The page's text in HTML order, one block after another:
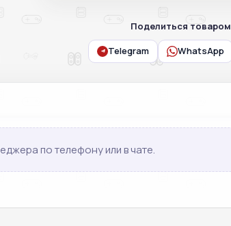
Поделиться товаром
Telegram WhatsApp
по телефону или в чате.